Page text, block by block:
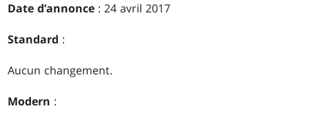
Date d’annonce : 24 avril 2017
Standard :
Aucun changement.
Modern :